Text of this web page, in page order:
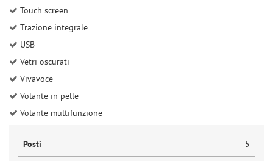
Touch screen
Trazione integrale
USB
Vetri oscurati
Vivavoce
Volante in pelle
Volante multifunzione
Posti 5